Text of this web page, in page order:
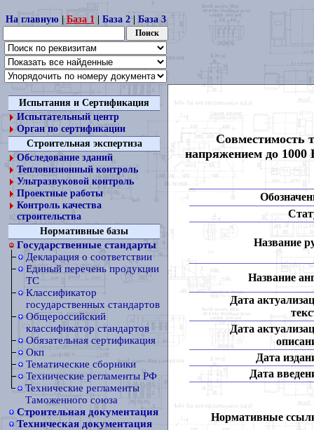
На главную| База 1| База 2| База 3
Испытания и Сертификация
Испытательный центр
Орган по сертификации
Строительная экспертиза
Обследование зданий
Тепловизионный контроль
Ультразвуковой контроль
Проектные работы
Контроль качества
строительства
Нормативные базы
Государственные стандарты
Декларация о соответствии
Единый перечень продукции
ТС
Классификатор
государственных стандартов
Общероссийский
классификатор стандартов
Обязательная сертификация
Окп
Тематические сборники
Технические регламенты РФ
Технические регламенты
Таможенного союза
Строительная документация
Техническая документация
Совместимость
напряжением до
Название
Название
Дата
Дата
Дата
Дата
Нормативные